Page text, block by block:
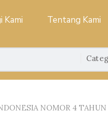
Kami Tentang Kami
NOMOR 4